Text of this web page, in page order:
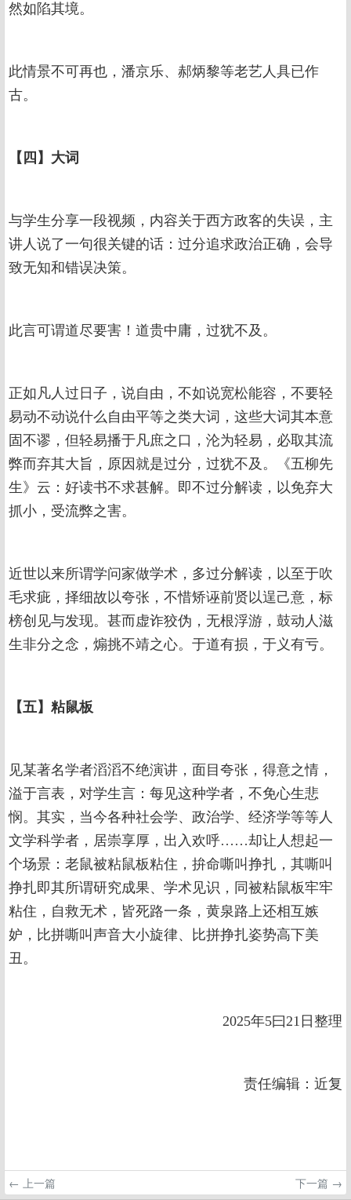
然如陷其境。
此情景不可再也，潘京乐、郝炳黎等老艺人具已作
古。
【四】大词
与学生分享一段视频，内容关于西方政客的失误，主
讲人说了一句很关键的话：过分追求政治正确，会导
致无知和错误决策。
此言可谓道尽要害！道贵中庸，过犹不及。
正如凡人过日子，说自由，不如说宽松能容，不要轻
易动不动说什么自由平等之类大词，这些大词其本意
固不谬，但轻易播于凡庶之口，沦为轻易，必取其流
弊而弃其大旨，原因就是过分，过犹不及。《五柳先
生》云：好读书不求甚解。即不过分解读，以免弃大
抓小，受流弊之害。
近世以来所谓学问家做学术，多过分解读，以至于吹
毛求疵，择细故以夸张，不惜矫诬前贤以逞己意，标
榜创见与发现。甚而虚诈狡伪，无根浮游，鼓动人滋
生非分之念，煽挑不靖之心。于道有损，于义有亏。
【五】粘鼠板
见某著名学者滔滔不绝演讲，面目夸张，得意之情，
溢于言表，对学生言：每见这种学者，不免心生悲
悯。其实，当今各种社会学、政治学、经济学等等人
文学科学者，居崇享厚，出入欢呼……却让人想起一
个场景：老鼠被粘鼠板粘住，拚命嘶叫挣扎，其嘶叫
挣扎即其所谓研究成果、学术见识，同被粘鼠板牢牢
粘住，自救无术，皆死路一条，黄泉路上还相互嫉
妒，比拼嘶叫声音大小旋律、比拼挣扎姿势高下美
丑。
2025年5曰21日整理
责任编辑：近复
← 上一篇 下一篇 →